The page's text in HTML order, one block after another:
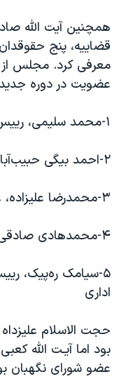
چهل سال گروگان‌گیری
قانون شفافیت دارائی
اعتراضات مردمی آبان ۹۸
همایش محافظه‌کاران
همچنين آيت الله
قضاييه، پنج
عضويت در دوره
‌١-محمد سليمی، رييس شعبه ‌٣١ ديوان عالی کشور
‌٢-احمد بيگی حبيب‌آبادی، مشاور رييس قوه قضاييه
‌٣-محمدرضا عليزاده، عضو فعلی شورای نگهبان
‌۴-محمدهادی صادقی،‌عضو هيات علمی دانشگاه شيراز
‌۵-سيامک ره‌پيک،
اداری
حجت الاسلام
بود اما آيـت الله
عضو شورای نگهبان